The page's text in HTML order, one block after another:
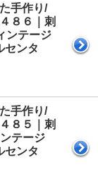
手作り/
８６｜刺
ンテージ
センタ
手作り/
８５｜刺
テージ
センタ